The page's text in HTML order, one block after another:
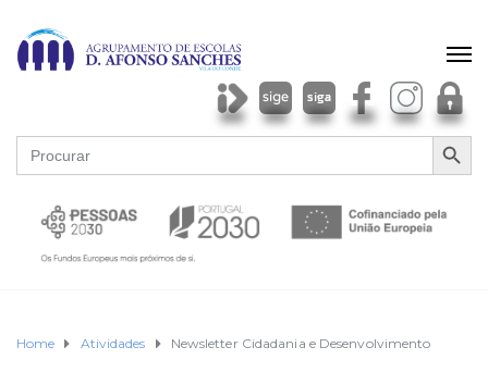
Search
for:
SEARCH
Home Atividades Newsletter Cidadania e Desenvolvimento